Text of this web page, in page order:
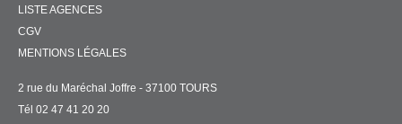
LISTE AGENCES
CGV
MENTIONS LÉGALES
2 rue du Maréchal Joffre - 37100 TOURS
Tél 02 47 41 20 20